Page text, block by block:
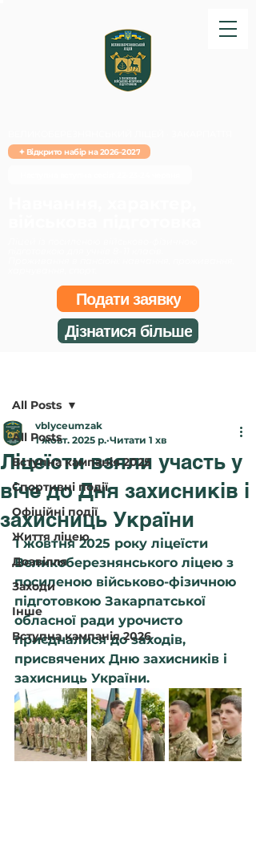
Дізнатися більше
Подати заявку
✦ Відкрито набір на 2026–2027
All Posts
Вступна кампанія 2025
Спортивні події
Офіційні події
Життя ліцею
Дозвілля
Заходи
Інше
Вступна кампанія 2026
All Posts
Ліцеїсти взяли участь у
віче до Дня захисників і
захисниць України
vblyceumzak
1 жовт. 2025 р. Читати 1 хв
1 жовтня 2025 року ліцеїсти
Великоберезнянського ліцею з
посиленою військово-фізичною
підготовкою Закарпатської
обласної ради урочисто
приєдналися до заходів,
присвячених Дню захисників і
захисниць України.